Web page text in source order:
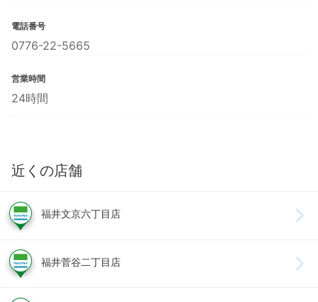
電話番号
0776-22-5665
営業時間
24時間
近くの店舗
福井文京六丁目店
福井菅谷二丁目店